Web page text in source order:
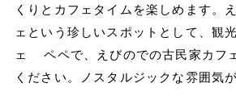
くりとカフェタイムを楽しめます。
ェという珍しいスポットとして、観
ェ ペペで、えびのでの古民家カフ
ください。ノスタルジックな雰囲気